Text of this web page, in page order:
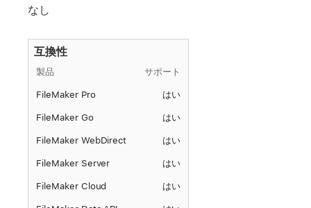
なし
互換性
製品 サポート
FileMaker Pro はい
FileMaker Go はい
FileMaker WebDirect はい
FileMaker Server はい
FileMaker Cloud はい